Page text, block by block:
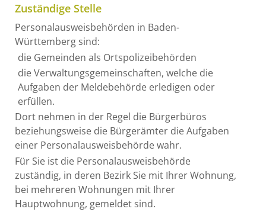
Zuständige Stelle
Personalausweisbehörden in Baden-
Württemberg sind:
die Gemeinden als Ortspolizeibehörden
die Verwaltungsgemeinschaften, welche die
Aufgaben der Meldebehörde erledigen oder
erfüllen.
Dort nehmen in der Regel die Bürgerbüros
beziehungsweise die Bürgerämter die Aufgaben
einer Personalausweisbehörde wahr.
Für Sie ist die Personalausweisbehörde
zuständig, in deren Bezirk Sie mit Ihrer Wohnung,
bei mehreren Wohnungen mit Ihrer
Hauptwohnung, gemeldet sind.